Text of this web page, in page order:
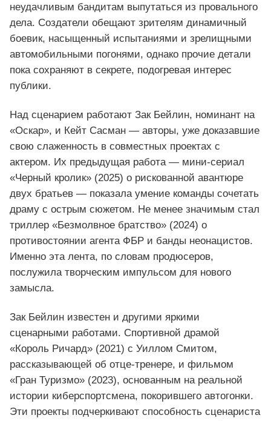
неудачливым бандитам выпутаться из провального
дела. Создатели обещают зрителям динамичный
боевик, насыщенный испытаниями и зрелищными
автомобильными погонями, однако прочие детали
пока сохраняют в секрете, подогревая интерес
публики.
Над сценарием работают Зак Бейлин, номинант на
«Оскар», и Кейт Сасман — авторы, уже доказавшие
свою слаженность в совместных проектах с
актером. Их предыдущая работа — мини‑сериал
«Черный кролик» (2025) о рискованной авантюре
двух братьев — показала умение команды сочетать
драму с острым сюжетом. Не менее значимым стал
триллер «Безмолвное братство» (2024) о
противостоянии агента ФБР и банды неонацистов.
Именно эта лента, по словам продюсеров,
послужила творческим импульсом для нового
замысла.
Зак Бейлин известен и другими яркими
сценарными работами. Спортивной драмой
«Король Ричард» (2021) с Уиллом Смитом,
рассказывающей об отце‑тренере, и фильмом
«Гран Туризмо» (2023), основанным на реальной
истории киберспортсмена, покорившего автогонки.
Эти проекты подчеркивают способность сценариста